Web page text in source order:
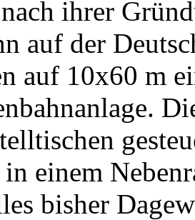
ihrer
auf der
auf 10x60 m
einem
bisher